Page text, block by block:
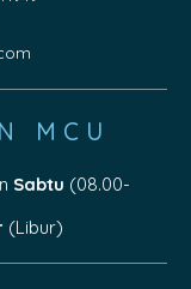
MCU
Sabtu (08.00-
(Libur)